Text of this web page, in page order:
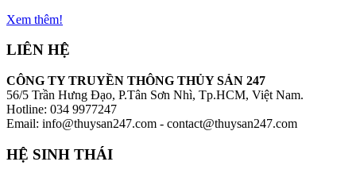
Xem thêm!
LIÊN HỆ
CÔNG TY TRUYỀN THÔNG THỦY SẢN 247
56/5 Trần Hưng Đạo, P.Tân Sơn Nhì, Tp.HCM, Việt Nam.
Hotline: 034 9977247
Email: info@thuysan247.com - contact@thuysan247.com
HỆ SINH THÁI